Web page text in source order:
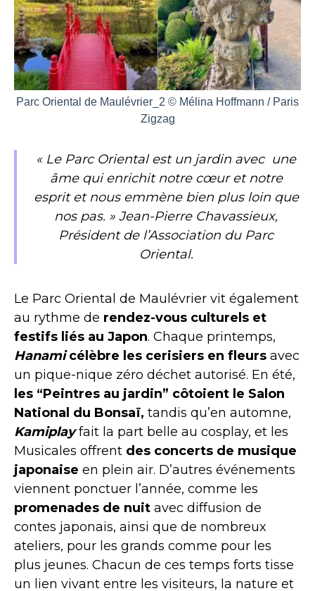
Parc Oriental de Maulévrier_2 © Mélina Hoffmann / Paris
Zigzag
« Le Parc Oriental est un jardin avec une
âme qui enrichit notre cœur et notre
esprit et nous emmène bien plus loin que
nos pas. » Jean-Pierre Chavassieux,
Président de l’Association du Parc
Oriental.
Le Parc Oriental de Maulévrier vit également
au rythme de rendez-vous culturels et
festifs liés au Japon. Chaque printemps,
Hanamicélèbre les cerisiers en fleurs avec
un pique-nique zéro déchet autorisé. En été,
les “Peintres au jardin” côtoient le Salon
National du Bonsaï, tandis qu’en automne,
Kamiplayfait la part belle au cosplay, et les
Musicales offrent des concerts de musique
japonaise en plein air. D’autres événements
viennent ponctuer l’année, comme les
promenades de nuit avec diffusion de
contes japonais, ainsi que de nombreux
ateliers, pour les grands comme pour les
plus jeunes. Chacun de ces temps forts tisse
un lien vivant entre les visiteurs, la nature et